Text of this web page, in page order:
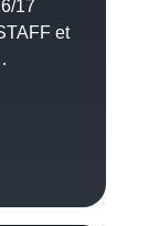
17
et